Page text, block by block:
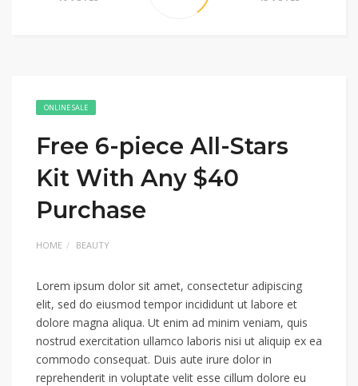
ONLINE SALE
Free 6-piece All-Stars
Kit With Any $40
Purchase
HOME BEAUTY
Lorem ipsum dolor sit amet, consectetur adipiscing
elit, sed do eiusmod tempor incididunt ut labore et
dolore magna aliqua. Ut enim ad minim veniam, quis
nostrud exercitation ullamco laboris nisi ut aliquip ex ea
commodo consequat. Duis aute irure dolor in
reprehenderit in voluptate velit esse cillum dolore eu